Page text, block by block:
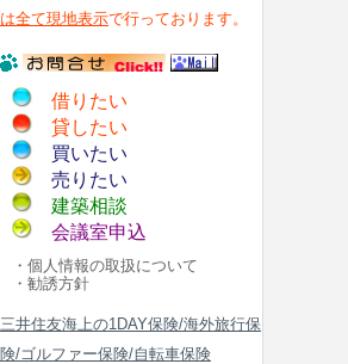
は全て現地表示で行っております。
借りたい
貸したい
買いたい
売りたい
建築相談
会議室申込
・個人情報の取扱について
・勧誘方針
三井住友海上の1DAY保険/海外旅行保
険/ゴルファー保険/自転車保険